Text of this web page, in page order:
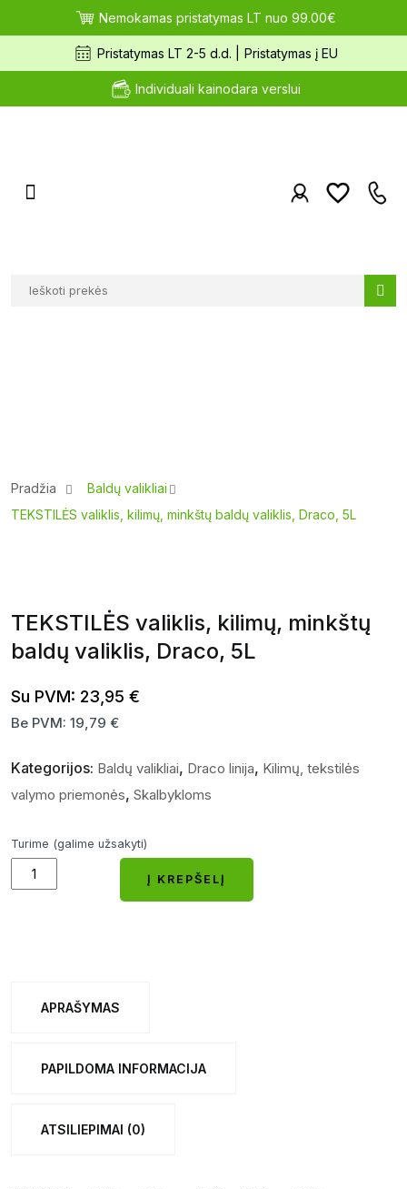
Nemokamas pristatymas LT nuo 99.00€
Pristatymas LT 2-5 d.d. | Pristatymas į EU
Individuali kainodara verslui
Pradžia
Baldų valikliai
TEKSTILĖS valiklis, kilimų, minkštų baldų valiklis, Draco, 5L
TEKSTILĖS valiklis, kilimų, minkštų
baldų valiklis, Draco, 5L
Su PVM: 23,95 €
Be PVM: 19,79 €
Kategorijos: Baldų valikliai, Draco linija, Kilimų, tekstilės
valymo priemonės, Skalbykloms
Turime (galime užsakyti)
TEKSTILĖS
valiklis,
Į KREPŠELĮ
APRAŠYMAS
PAPILDOMA INFORMACIJA
ATSILIEPIMAI (0)